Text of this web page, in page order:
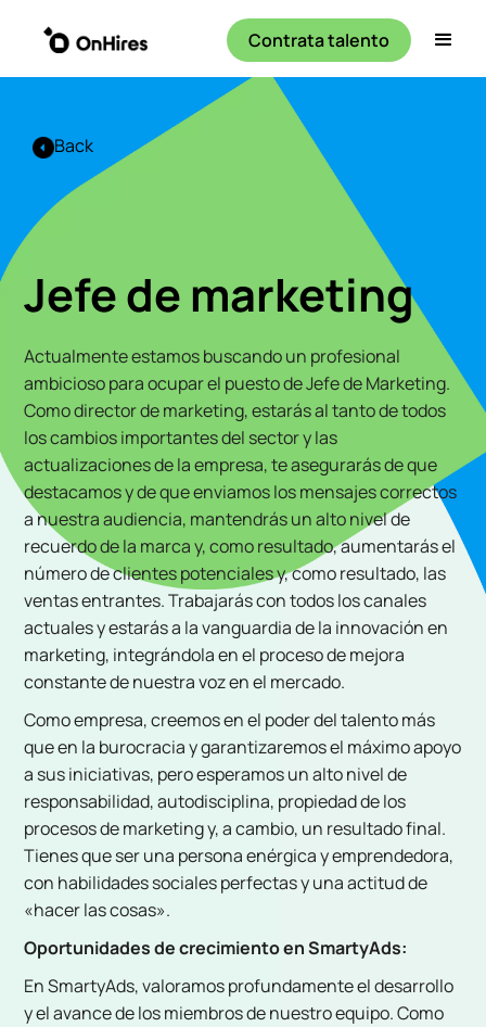
Contrata talento
Back
Jefe de marketing
Actualmente estamos buscando un profesional
ambicioso para ocupar el puesto de Jefe de Marketing.
Como director de marketing, estarás al tanto de todos
los cambios importantes del sector y las
actualizaciones de la empresa, te asegurarás de que
destacamos y de que enviamos los mensajes correctos
a nuestra audiencia, mantendrás un alto nivel de
recuerdo de la marca y, como resultado, aumentarás el
número de clientes potenciales y, como resultado, las
ventas entrantes. Trabajarás con todos los canales
actuales y estarás a la vanguardia de la innovación en
marketing, integrándola en el proceso de mejora
constante de nuestra voz en el mercado.
Como empresa, creemos en el poder del talento más
que en la burocracia y garantizaremos el máximo apoyo
a sus iniciativas, pero esperamos un alto nivel de
responsabilidad, autodisciplina, propiedad de los
procesos de marketing y, a cambio, un resultado final.
Tienes que ser una persona enérgica y emprendedora,
con habilidades sociales perfectas y una actitud de
«hacer las cosas».
Oportunidades de crecimiento en SmartyAds:
En SmartyAds, valoramos profundamente el desarrollo
y el avance de los miembros de nuestro equipo. Como